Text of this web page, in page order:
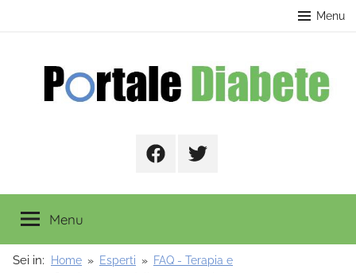
Menu
FacebookTwitter
Menu
Sei in: Home Esperti
FAQ - Terapia e